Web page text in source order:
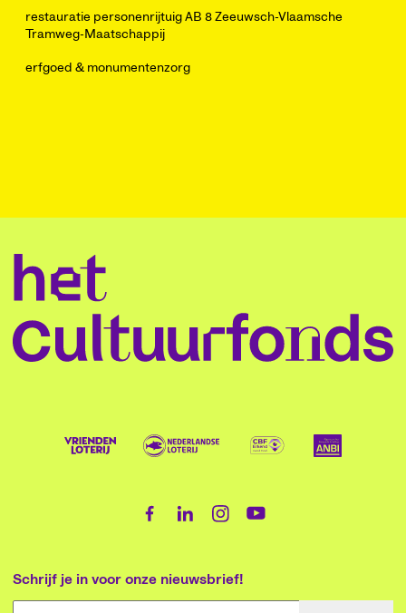
restauratie personenrijtuig AB 8 Zeeuwsch-Vlaamsche
Tramweg-Maatschappij
erfgoed & monumentenzorg
Schrijf je in voor onze nieuwsbrief!